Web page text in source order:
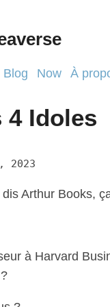
Blog Now À
4 Idoles
2023
Arthur Books,
à Harvard